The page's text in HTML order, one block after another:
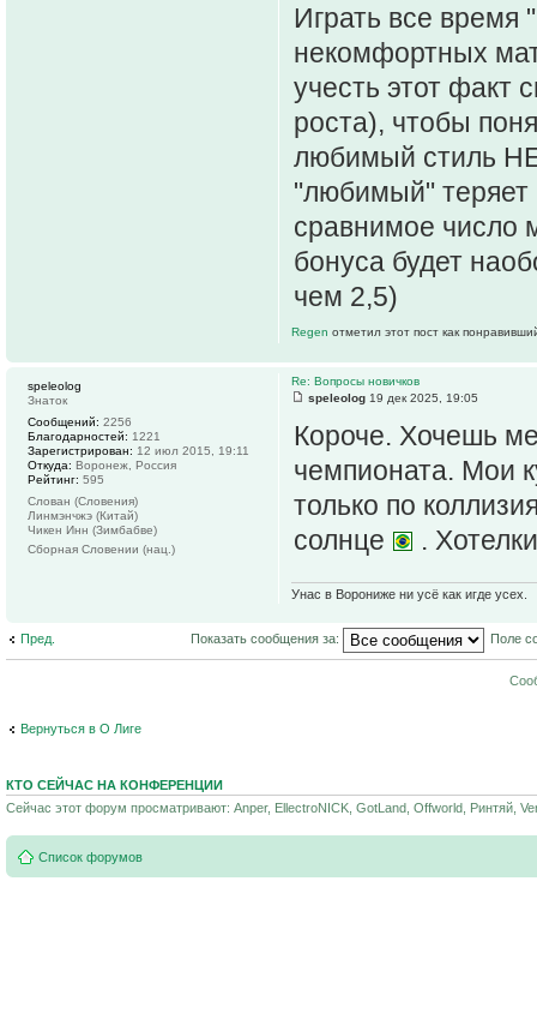
Играть все время
некомфортных
учесть этот факт
роста), чтобы
любимый стиль НЕ
"любимый" теряет
сравнимое число
бонуса будет
чем 2,5)
Regen отметил этот пост как
Re: Вопросы новичков
speleolog 19 дек 2025, 19:05
Короче. Хочешь
чемпионата. Мои
только по
солнце
.
Унас в Ворониже ни усё как игде усех.
speleolog
Знаток
Сообщений: 2256
Благодарностей: 1221
Зарегистрирован: 12 июл 2015, 19:11
Откуда: Воронеж, Россия
Рейтинг: 595
Слован (Словения)
Линмэнчжэ (Китай)
Чикен Инн (Зимбабве)
Сборная Словении (нац.)
Пред. Показать сообщения за: Поле
Вернуться в О Лиге
КТО СЕЙЧАС НА КОНФЕРЕНЦИИ
Сейчас этот форум просматривают: Anper, EllectroNICK, GotLand, Offworld, Ринтяй,
Список форумов